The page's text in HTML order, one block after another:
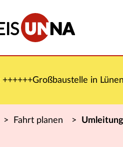
++++++Großbaustelle in
> Fahrt planen >